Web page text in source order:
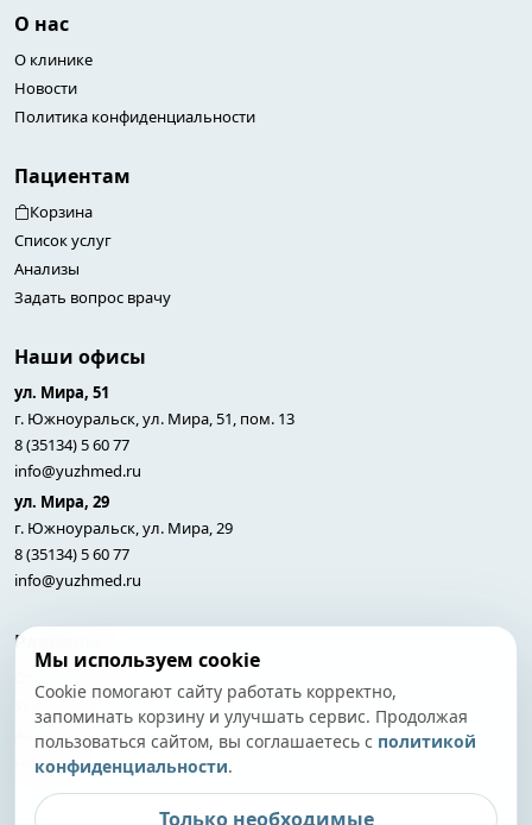
О нас
О клинике
Новости
Политика конфиденциальности
Пациентам
Корзина
Список услуг
Анализы
Задать вопрос врачу
Наши офисы
ул. Мира, 51
г. Южноуральск, ул. Мира, 51, пом. 13
8 (35134) 5 60 77
info@yuzhmed.ru
ул. Мира, 29
г. Южноуральск, ул. Мира, 29
8 (35134) 5 60 77
info@yuzhmed.ru
Разделы
Анализы
Новости
Мы используем cookie
Cookie помогают сайту работать корректно,
запоминать корзину и улучшать сервис. Продолжая
пользоваться сайтом, вы соглашаетесь с политикой
конфиденциальности.
Только необходимые